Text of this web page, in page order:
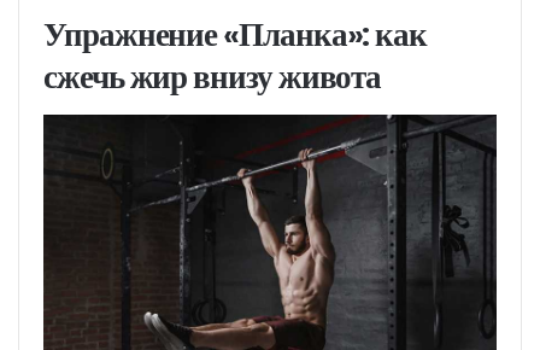
Упражнение «Планка»: как
сжечь жир внизу живота